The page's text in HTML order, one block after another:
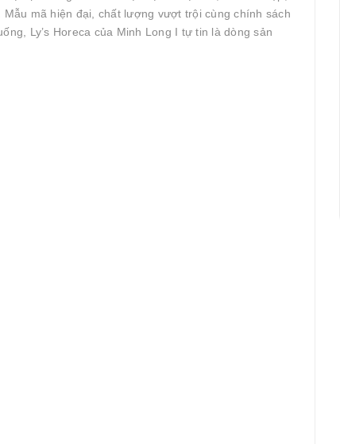
mã hiện đại, chất lượng vượt trội cùng chính sách
Ly’s Horeca của Minh Long I tự tin là dòng sản